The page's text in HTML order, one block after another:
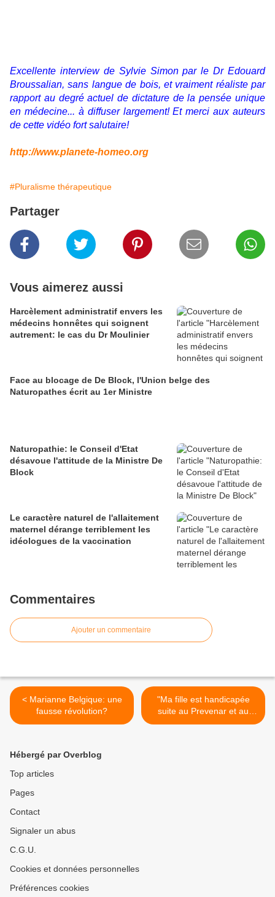
Excellente interview de Sylvie Simon par le Dr Edouard
Broussalian, sans langue de bois, et vraiment réaliste par
rapport au degré actuel de dictature de la pensée unique
en médecine... à diffuser largement! Et merci aux auteurs
de cette vidéo fort salutaire!
http://www.planete-homeo.org
#Pluralisme thérapeutique
Partager
Vous aimerez aussi
Harcèlement administratif envers les
médecins honnêtes qui soignent
autrement: le cas du Dr Moulinier
Face au blocage de De Block, l'Union belge des
Naturopathes écrit au 1er Ministre
Naturopathie: le Conseil d'Etat
désavoue l'attitude de la Ministre De
Block
Le caractère naturel de l'allaitement
maternel dérange terriblement les
idéologues de la vaccination
Commentaires
Ajouter un commentaire
< Marianne Belgique: une
fausse révolution?
"Ma fille est handicapée
suite au Prevenar et au
ROR faits en même temps"
Hébergé par Overblog
Top articles
Pages
Contact
Signaler un abus
C.G.U.
Cookies et données personnelles
Préférences cookies